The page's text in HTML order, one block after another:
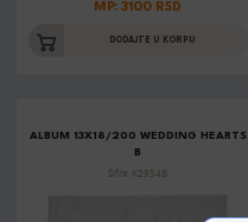
MP: 3100 RSD
DODAJTE U KORPU
ALBUM 13X18/200 WEDDING HEARTS
B
Šifra: K2954B